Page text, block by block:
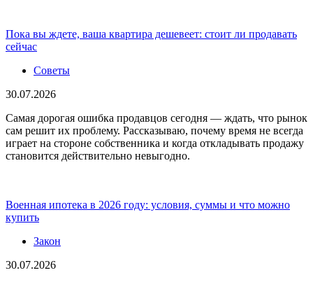
Пока вы ждете, ваша квартира дешевеет: стоит ли продавать
сейчас
Советы
30.07.2026
Самая дорогая ошибка продавцов сегодня — ждать, что рынок
сам решит их проблему. Рассказываю, почему время не всегда
играет на стороне собственника и когда откладывать продажу
становится действительно невыгодно.
Военная ипотека в 2026 году: условия, суммы и что можно
купить
Закон
30.07.2026